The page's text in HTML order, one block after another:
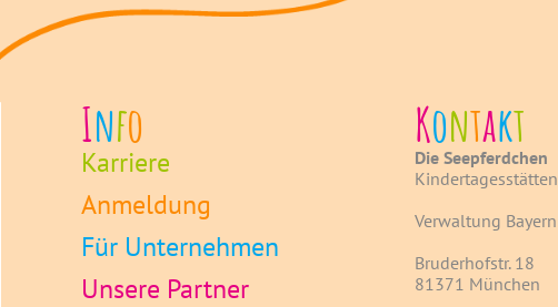
Info Kontakt
Karriere
Anmeldung
Für Unternehmen
Unsere Partner
Die Seepferdchen
Kindertagesstätten
Verwaltung Bayern
Bruderhofstr. 18
81371 München